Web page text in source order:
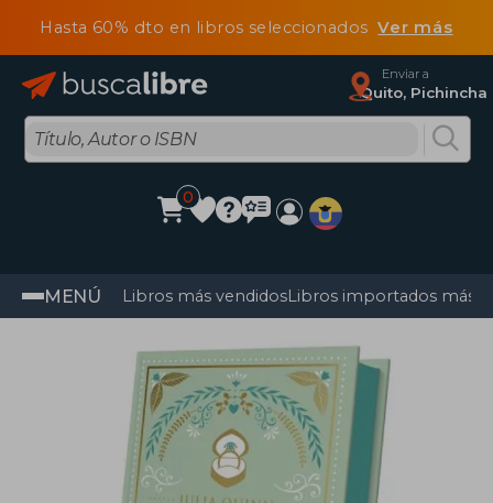
Hasta 60% dto en libros seleccionadosVer más
Enviar a
Quito, Pichincha
0
MENÚ Libros más vendidosLibros importados más